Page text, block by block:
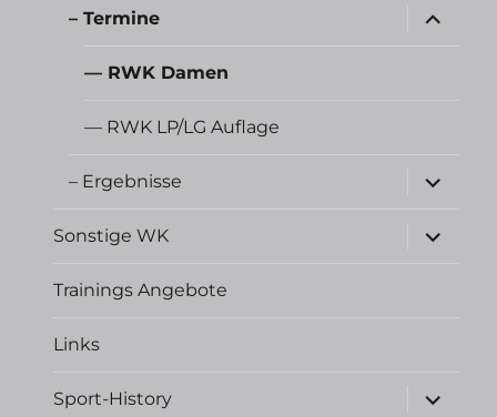
– Termine
öffnen
— RWK Damen
— RWK LP/LG Auflage
– Ergebnisse
öffnen
Sonstige WK
öffnen
Trainings Angebote
Links
Sport-History
öffnen